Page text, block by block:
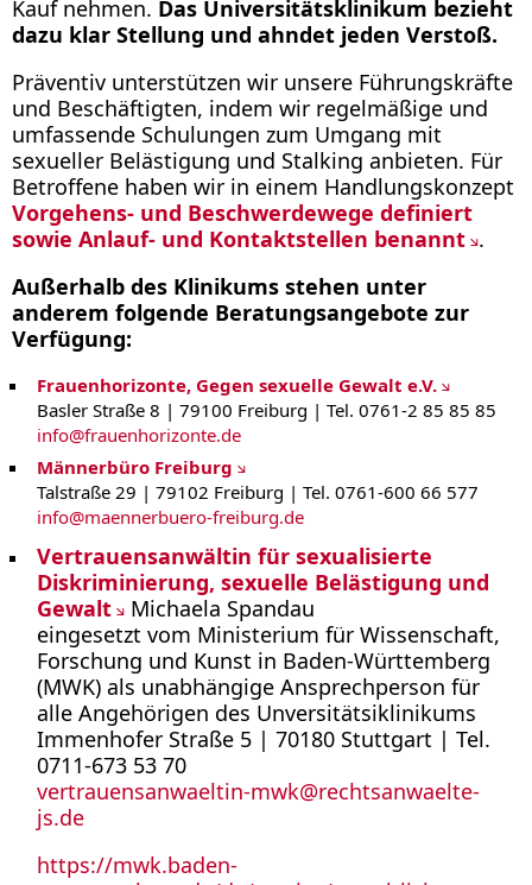
Kauf nehmen. Das Universitätsklinikum bezieht
dazu klar Stellung und ahndet jeden Verstoß.
Präventiv unterstützen wir unsere Führungskräfte
und Beschäftigten, indem wir regelmäßige und
umfassende Schulungen zum Umgang mit
sexueller Belästigung und Stalking anbieten. Für
Betroffene haben wir in einem Handlungskonzept
Vorgehens- und Beschwerdewege definiert
sowie Anlauf- und Kontaktstellen benannt .
Außerhalb des Klinikums stehen unter
anderem folgende Beratungsangebote zur
Verfügung:
Frauenhorizonte, Gegen sexuelle Gewalt e.V.
Basler Straße 8 | 79100 Freiburg | Tel. 0761-2 85 85 85
info@frauenhorizonte.de
Männerbüro Freiburg
Talstraße 29 | 79102 Freiburg | Tel. 0761-600 66 577
info@maennerbuero-freiburg.de
Vertrauensanwältin für sexualisierte
Diskriminierung, sexuelle Belästigung und
Gewalt
Michaela Spandau
eingesetzt vom Ministerium für Wissenschaft,
Forschung und Kunst in Baden-Württemberg
(MWK) als unabhängige Ansprechperson für
alle Angehörigen des Unversitätsiklinikums
Immenhofer Straße 5 | 70180 Stuttgart | Tel.
0711-673 53 70
vertrauensanwaeltin-mwk@rechtsanwaelte-
js.de
https://mwk.baden-